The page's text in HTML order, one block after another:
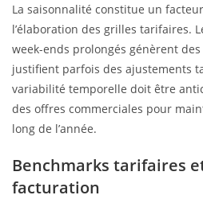
La saisonnalité constitue un
l’élaboration des grilles tarifaires.
week-ends prolongés génèrent des
justifient parfois des ajustements
variabilité temporelle doit être
des offres commerciales pour
long de l’année.
Benchmarks tarifaires
facturation